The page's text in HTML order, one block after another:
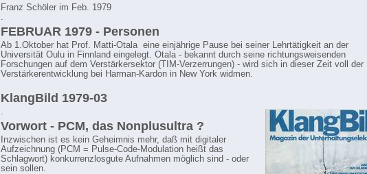
Franz Schöler im Feb. 1979
.
FEBRUAR 1979 - Personen
Ab 1.Oktober hat Prof. Matti-Otala eine einjährige Pause bei seiner Lehrtätigkeit an der
Universität Oulu in Finnland eingelegt. Otala - bekannt durch seine richtungsweisenden
Forschungen auf dem Verstärkersektor (TIM-Verzerrungen) - wird sich in dieser Zeit voll der
Verstärkerentwicklung bei Harman-Kardon in New York widmen.
KlangBild 1979-03
.
Vorwort - PCM, das Nonplusultra ?
Inzwischen ist es kein Geheimnis mehr, daß mit digitaler
Aufzeichnung (PCM = Pulse-Code-Modulation heißt das
Schlagwort) konkurrenzlosgute Aufnahmen möglich sind - oder
sein sollen.